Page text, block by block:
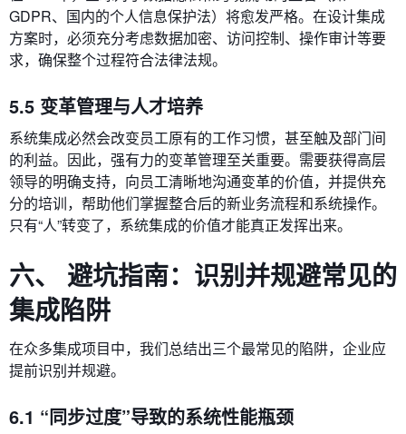
GDPR、国内的个人信息保护法）将愈发严格。在设计集成
方案时，必须充分考虑数据加密、访问控制、操作审计等要
求，确保整个过程符合法律法规。
5.5 变革管理与人才培养
系统集成必然会改变员工原有的工作习惯，甚至触及部门间
的利益。因此，强有力的变革管理至关重要。需要获得高层
领导的明确支持，向员工清晰地沟通变革的价值，并提供充
分的培训，帮助他们掌握整合后的新业务流程和系统操作。
只有“人”转变了，系统集成的价值才能真正发挥出来。
六、 避坑指南：识别并规避常见的
集成陷阱
在众多集成项目中，我们总结出三个最常见的陷阱，企业应
提前识别并规避。
6.1 “同步过度”导致的系统性能瓶颈